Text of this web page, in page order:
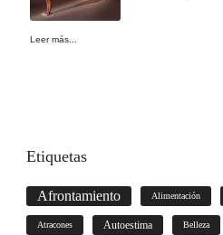
Leer más...
Etiquetas
Afrontamiento Alimentación
Atracones Autoestima Belleza